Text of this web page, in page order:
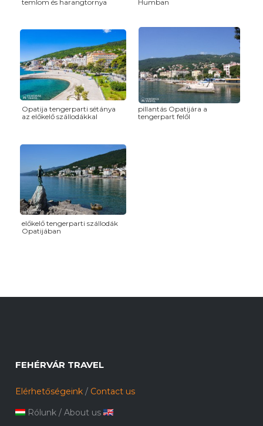
temlom és harangtornya Humban
Opatija tengerparti sétánya
az előkelő szállodákkal
pillantás Opatijára a
tengerpart felől
előkelő tengerparti szállodák
Opatijában
FEHÉRVÁR TRAVEL
Elérhetőségeink / Contact us
Rólunk /About us